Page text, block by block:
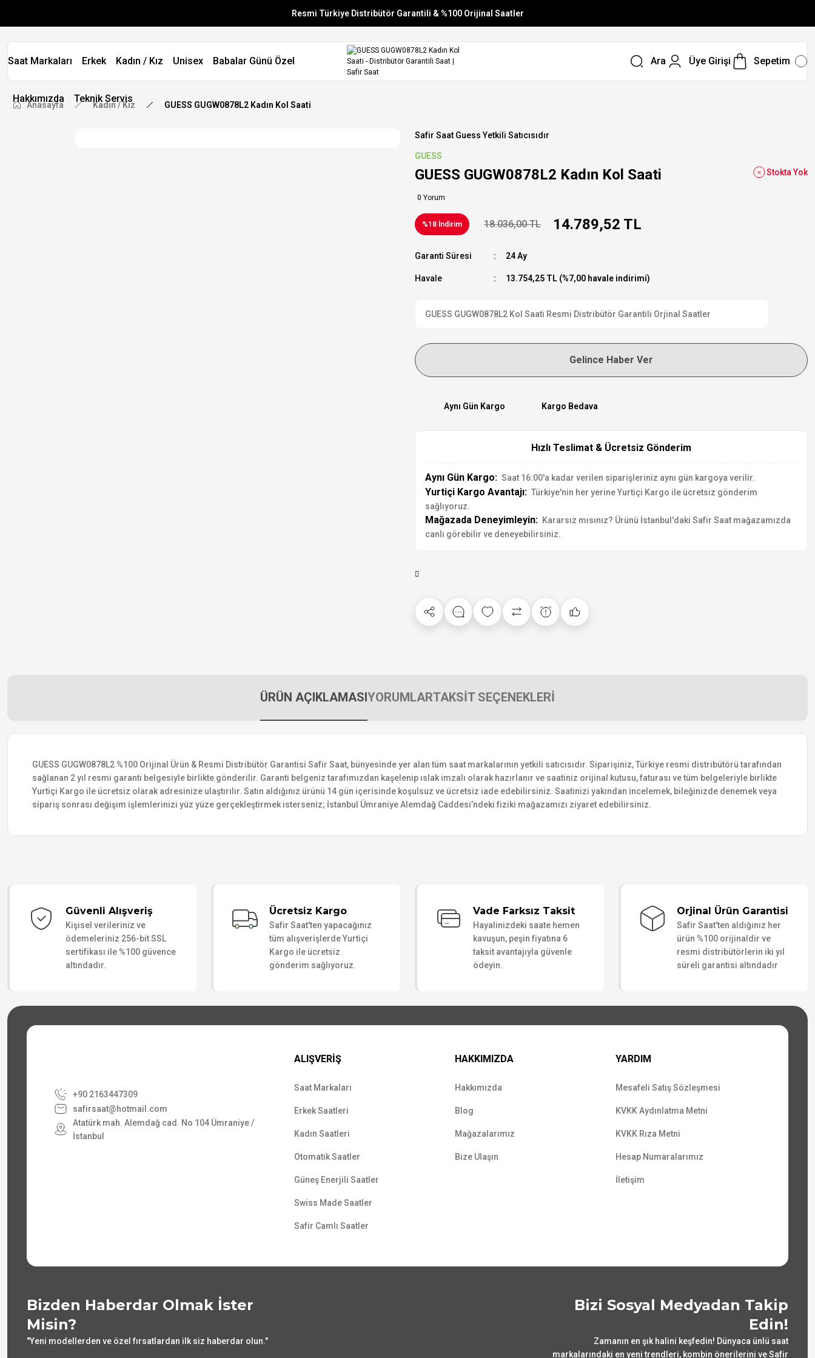
Resmi Türkiye Distribütör Garantili & %100 Orijinal Saatler
Vade Farksız 6 Taksit
Aynı Gün Stoktan Gönderim
Saat Markaları Erkek Kadın / Kız Unisex Babalar Günü Özel
Hakkımızda Teknik Servis
Ara Üye Girişi Sepetim
Anasayfa Kadın / Kız GUESS GUGW0878L2 Kadın Kol Saati
Safir Saat Guess Yetkili Satıcısıdır
GUESS
GUESS GUGW0878L2 Kadın Kol Saati
0 Yorum
Stokta Yok
%18 İndirim 18.036,00 TL 14.789,52 TL
Garanti Süresi 24 Ay
Havale 13.754,25 TL (%7,00 havale indirimi)
GUESS GUGW0878L2 Kol Saati Resmi Distribütör Garantili Orjinal Saatler
Gelince Haber Ver
Aynı Gün Kargo Kargo Bedava
Hızlı Teslimat & Ücretsiz Gönderim
Aynı Gün Kargo: Saat 16:00'a kadar verilen siparişleriniz aynı gün kargoya verilir.
Yurtiçi Kargo Avantajı: Türkiye'nin her yerine Yurtiçi Kargo ile ücretsiz gönderim
sağlıyoruz.
Mağazada Deneyimleyin: Kararsız mısınız? Ürünü İstanbul'daki Safir Saat mağazamızda
canlı görebilir ve deneyebilirsiniz.
ÜRÜN AÇIKLAMASIYORUMLARTAKSİT SEÇENEKLERİ
GUESS GUGW0878L2 %100 Orijinal Ürün & Resmi Distribütör Garantisi Safir Saat, bünyesinde yer alan tüm saat markalarının yetkili satıcısıdır. Siparişiniz, Türkiye resmi distribütörü tarafından
sağlanan 2 yıl resmi garanti belgesiyle birlikte gönderilir. Garanti belgeniz tarafımızdan kaşelenip ıslak imzalı olarak hazırlanır ve saatiniz orijinal kutusu, faturası ve tüm belgeleriyle birlikte
Yurtiçi Kargo ile ücretsiz olarak adresinize ulaştırılır. Satın aldığınız ürünü 14 gün içerisinde koşulsuz ve ücretsiz iade edebilirsiniz. Saatinizi yakından incelemek, bileğinizde denemek veya
sipariş sonrası değişim işlemlerinizi yüz yüze gerçekleştirmek isterseniz; İstanbul Ümraniye Alemdağ Caddesi’ndeki fiziki mağazamızı ziyaret edebilirsiniz.
Güvenli Alışveriş
Kişisel verileriniz ve
ödemeleriniz 256-bit SSL
sertifikası ile %100 güvence
altındadır.
Ücretsiz Kargo
Safir Saat'ten yapacağınız
tüm alışverişlerde Yurtiçi
Kargo ile ücretsiz
gönderim sağlıyoruz.
Vade Farksız Taksit
Hayalinizdeki saate hemen
kavuşun, peşin fiyatına 6
taksit avantajıyla güvenle
ödeyin.
Orjinal Ürün Garantisi
Safir Saat'ten aldığınız her
ürün %100 orijinaldir ve
resmi distribütörlerin iki yıl
süreli garantisi altındadır
+90 2163447309
safirsaat@hotmail.com
Atatürk mah. Alemdağ cad. No 104 Ümraniye /
İstanbul
ALIŞVERİŞ
Saat Markaları
Erkek Saatleri
Kadın Saatleri
Otomatik Saatler
Güneş Enerjili Saatler
Swiss Made Saatler
Safir Camlı Saatler
HAKKIMIZDA
Hakkımızda
Blog
Mağazalarımız
Bize Ulaşın
YARDIM
Mesafeli Satış Sözleşmesi
KVKK Aydınlatma Metni
KVKK Rıza Metni
Hesap Numaralarımız
İletişim
Bizden Haberdar Olmak İster
Misin?
"Yeni modellerden ve özel fırsatlardan ilk siz haberdar olun."
Bizi Sosyal Medyadan Takip
Edin!
Zamanın en şık halini keşfedin! Dünyaca ünlü saat
markalarındaki en yeni trendleri, kombin önerilerini ve Safir